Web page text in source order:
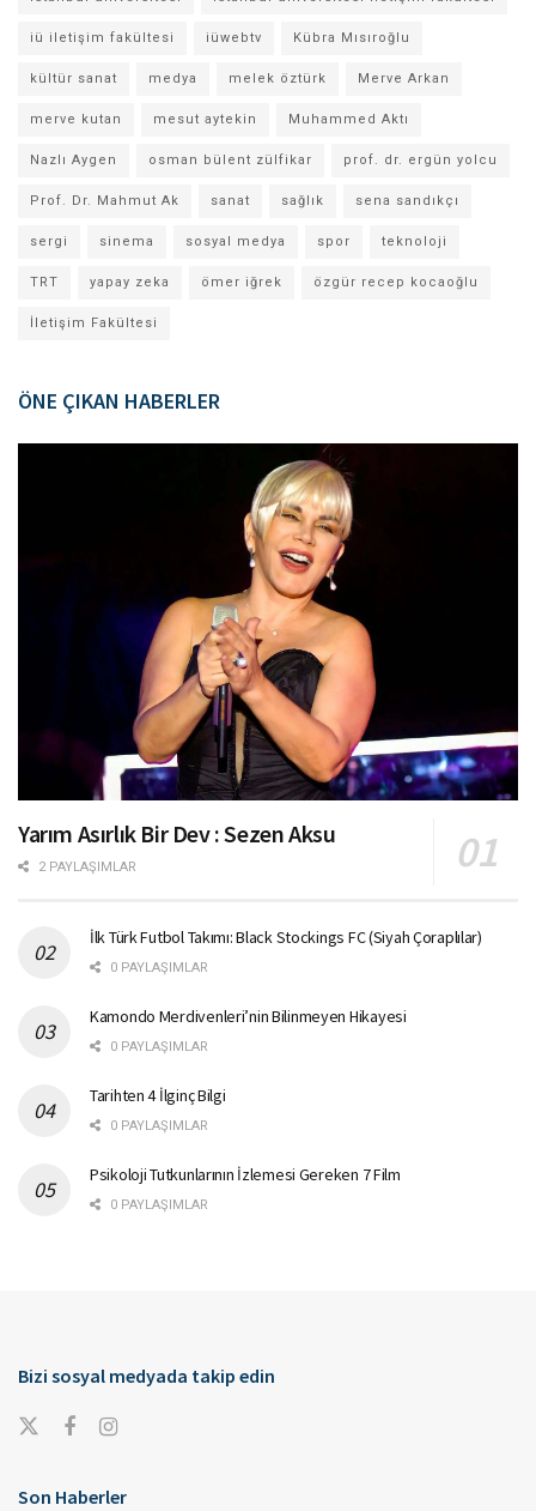
iü iletişim fakültesi iüwebtv Kübra Mısıroğlu
kültür sanat medya melek öztürk Merve Arkan
merve kutan mesut aytekin Muhammed Aktı
Nazlı Aygen osman bülent zülfikar prof. dr. ergün yolcu
Prof. Dr. Mahmut Ak sanat sağlık sena sandıkçı
sergi sinema sosyal medya spor teknoloji
TRT yapay zeka ömer iğrek özgür recep kocaoğlu
İletişim Fakültesi
ÖNE ÇIKAN HABERLER
Yarım Asırlık Bir Dev : Sezen Aksu
2 PAYLAŞIMLAR
İlk Türk Futbol Takımı: Black Stockings FC (Siyah Çoraplılar)
0 PAYLAŞIMLAR
Kamondo Merdivenleri’nin Bilinmeyen Hikayesi
0 PAYLAŞIMLAR
Tarihten 4 İlginç Bilgi
0 PAYLAŞIMLAR
Psikoloji Tutkunlarının İzlemesi Gereken 7 Film
0 PAYLAŞIMLAR
Bizi sosyal medyada takip edin
Son Haberler